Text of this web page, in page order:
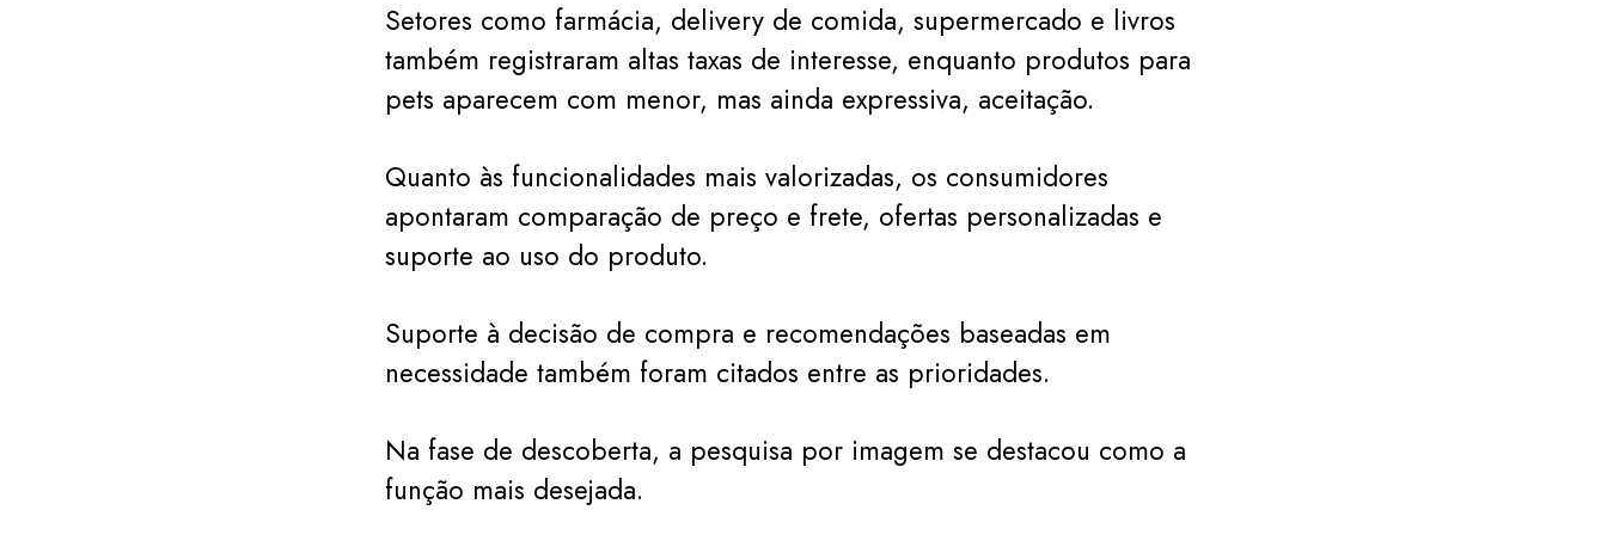
Setores como farmácia, delivery de comida, supermercado e livros
também registraram altas taxas de interesse, enquanto produtos para
pets aparecem com menor, mas ainda expressiva, aceitação.
Quanto às funcionalidades mais valorizadas, os consumidores
apontaram comparação de preço e frete, ofertas personalizadas e
suporte ao uso do produto.
Suporte à decisão de compra e recomendações baseadas em
necessidade também foram citados entre as prioridades.
Na fase de descoberta, a pesquisa por imagem se destacou como a
função mais desejada.